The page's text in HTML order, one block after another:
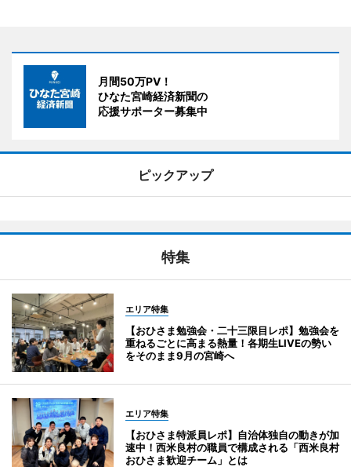
月間50万PV！
ひなた宮崎経済新聞の
応援サポーター募集中
ピックアップ
特集
エリア特集
【おひさま勉強会・二十三限目レポ】勉強会を
重ねるごとに高まる熱量！各期生LIVEの勢い
をそのまま9月の宮崎へ
エリア特集
【おひさま特派員レポ】自治体独自の動きが加
速中！西米良村の職員で構成される「西米良村
おひさま歓迎チーム」とは